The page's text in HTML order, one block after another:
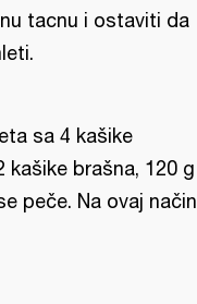
tacnu i ostaviti da
sa 4 kašike
kašike brašna, 120 g
peče. Na ovaj način